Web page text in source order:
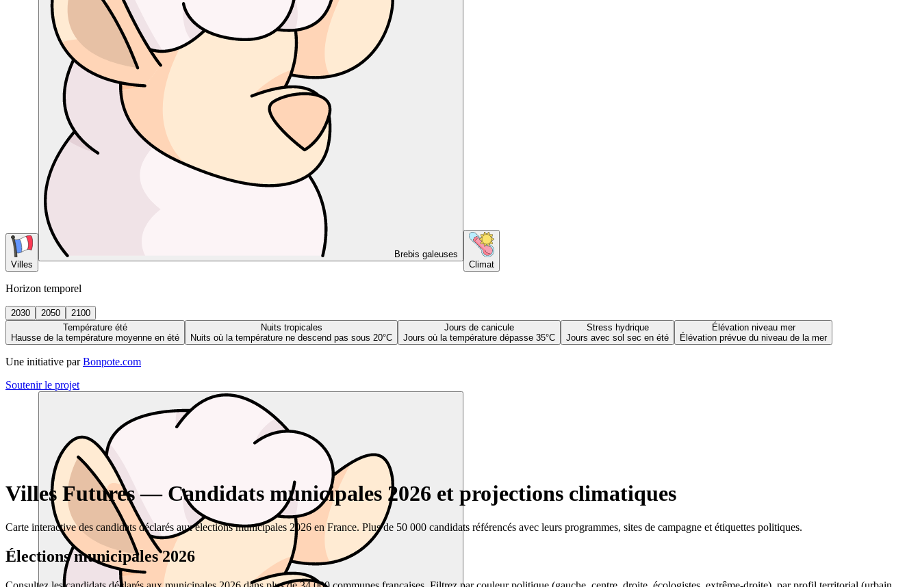
Villes
Brebis galeuses
Climat
Horizon temporel
2030 2050
2100
Température été
Hausse de la température moyenne en été
Nuits tropicales
Nuits où la température ne descend pas sous 20°C
Jours de canicule
Jours où la température dépasse 35°C
Stress hydrique
Jours avec sol sec en été
Élévation niveau mer
Élévation prévue du niveau de la mer
Une initiative par Bonpote.com
Soutenir le projet
Villes Futures — Candidats municipales 2026 et projections climatiques
Carte interactive des candidats déclarés aux élections municipales 2026 en France. Plus de 50 000 candidats référencés avec leurs programmes, sites de campagne et étiquettes politiques.
Élections municipales 2026